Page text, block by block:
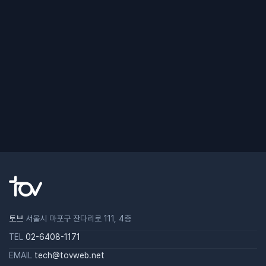
토브 서울시 마포구 잔다리로 111, 4층
TEL 02-6408-1171
EMAIL tech@tovweb.net